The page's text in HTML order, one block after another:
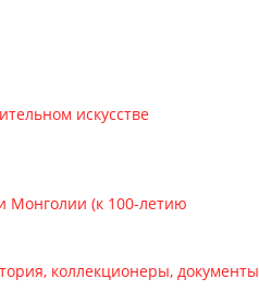
искусстве
Монголии (к 100-летию
коллекционеры, документы